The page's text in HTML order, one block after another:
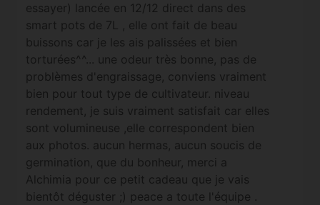
essayer) lancée en 12/12 direct dans des
smart pots de 7L , elle ont fait de beau
buissons car je les ais palissées et bien
torturées^^... une odeur très bonne, pas de
problèmes d'engraissage, conviens vraiment
bien pour tout type de cultivateur. niveau
rendement, je suis vraiment satisfait car elles
sont volumineuse ,elle correspondent bien
aux photos. aucun hermas, aucun soucis de
germination, que du bonheur, merci a
Alchimia pour ce petit cadeau que je vais
bientôt déguster ;) peace a toute l'équipe .